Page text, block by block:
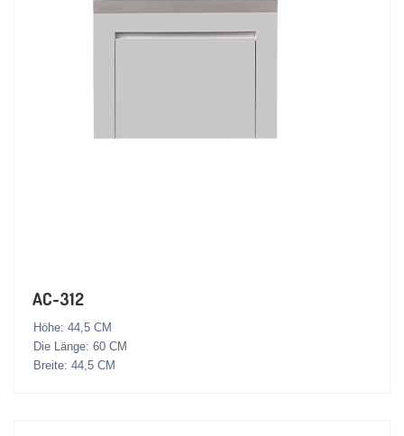
AC-312
Höhe: 44,5 CM
Die Länge: 60 CM
Breite: 44,5 CM